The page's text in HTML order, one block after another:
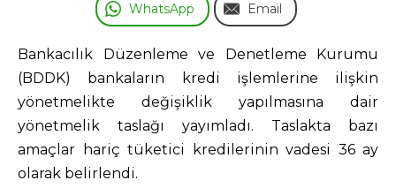
WhatsApp Email
Bankacılık Düzenleme ve Denetleme Kurumu
(BDDK) bankaların kredi işlemlerine ilişkin
yönetmelikte değişiklik yapılmasına dair
yönetmelik taslağı yayımladı. Taslakta bazı
amaçlar hariç tüketici kredilerinin vadesi 36 ay
olarak belirlendi.